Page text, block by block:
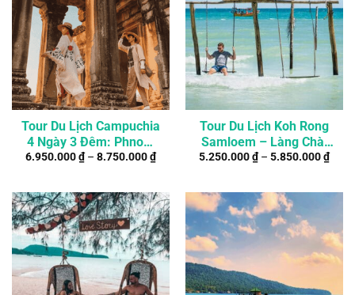
Tour Du Lịch Campuchia
4 Ngày 3 Đêm: Phnom
Pênh – SiemReap
6.950.000₫– 8.750.000₫
Tour Du Lịch Koh Rong
Samloem – Làng Chài
M’Pai Bay 4Đ3N
5.250.000₫– 5.850.000₫